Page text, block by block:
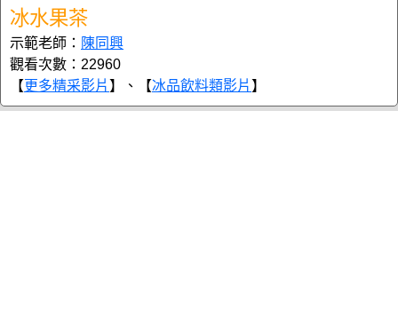
冰水果茶
示範老師： 陳同興
觀看次數：22960
【更多精采影片 】、【冰品飲料類影片 】